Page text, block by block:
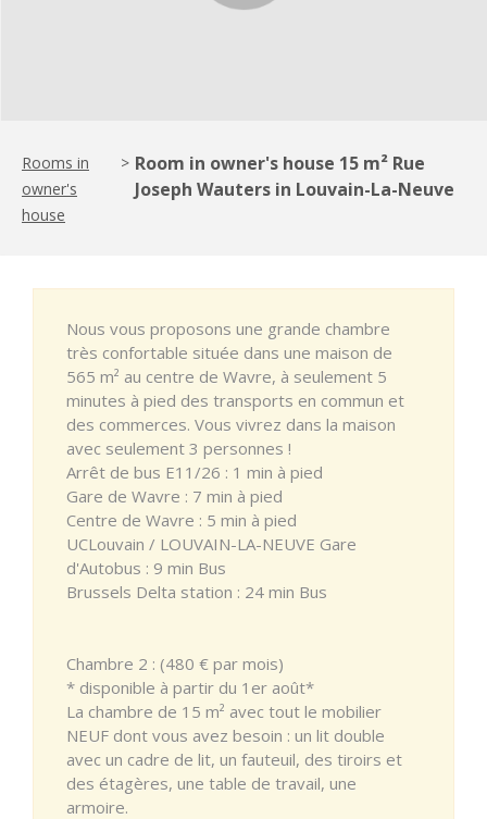
Rooms in
owner's
house
> Room in owner's house 15 m² Rue
Joseph Wauters in Louvain-La-Neuve
Nous vous proposons une grande chambre
très confortable située dans une maison de
565 m² au centre de Wavre, à seulement 5
minutes à pied des transports en commun et
des commerces. Vous vivrez dans la maison
avec seulement 3 personnes !
Arrêt de bus E11/26 : 1 min à pied
Gare de Wavre : 7 min à pied
Centre de Wavre : 5 min à pied
UCLouvain / LOUVAIN-LA-NEUVE Gare
d'Autobus : 9 min Bus
Brussels Delta station : 24 min Bus
Chambre 2 : (480 € par mois)
* disponible à partir du 1er août*
La chambre de 15 m² avec tout le mobilier
NEUF dont vous avez besoin : un lit double
avec un cadre de lit, un fauteuil, des tiroirs et
des étagères, une table de travail, une
armoire.